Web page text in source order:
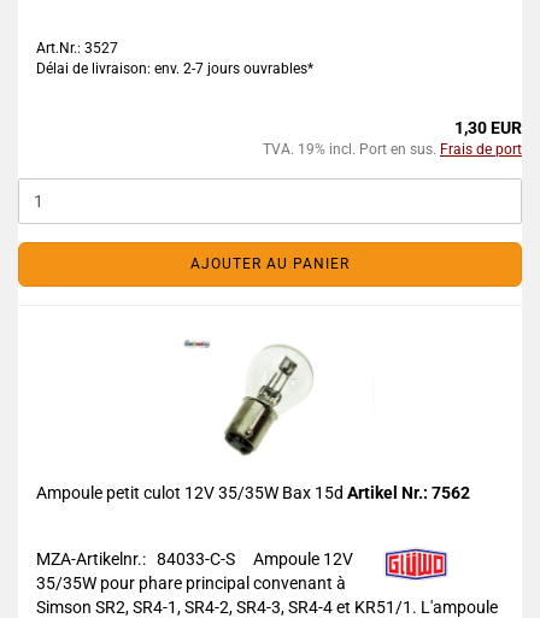
Art.Nr.: 3527
Délai de livraison: env. 2-7 jours ouvrables*
1,30 EUR
TVA. 19% incl. Port en sus. Frais de port
AJOUTER AU PANIER
Ampoule petit culot 12V 35/35W Bax 15d Artikel Nr.: 7562
MZA-Artikelnr.: 84033-C-S
Ampoule 12V
35/35W pour phare principal convenant à
Simson SR2, SR4-1, SR4-2, SR4-3, SR4-4 et KR51/1. L'ampoule